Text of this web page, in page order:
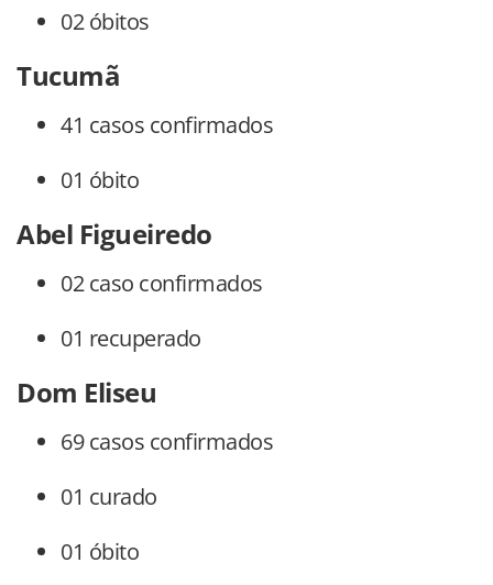
02 óbitos
Tucumã
41 casos confirmados
01 óbito
Abel Figueiredo
02 caso confirmados
01 recuperado
Dom Eliseu
69 casos confirmados
01 curado
01 óbito